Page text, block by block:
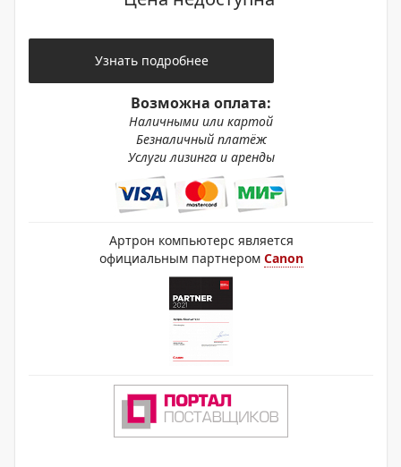
Узнать подробнее
Возможна оплата:
Наличными или картой
Безналичный платёж
Услуги лизинга и аренды
Артрон компьютерс является
официальным партнером Canon